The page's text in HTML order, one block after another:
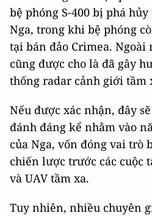
bệ phóng S-400 bị phá
Nga, trong khi bệ phóng
tại bán đảo Crimea. Ngoài
cũng được cho là đã gây
thống radar cảnh giới tầm
Nếu được xác nhận, đây
đánh đáng kể nhằm vào
của Nga, vốn đóng vai trò
chiến lược trước các cuộc
và UAV tầm xa.
Tuy nhiên, nhiều chuyên